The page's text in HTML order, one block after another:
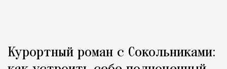
Курортный роман с Сокольниками: